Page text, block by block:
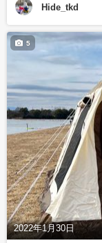
Hide_tkd
2022年1月30日
5